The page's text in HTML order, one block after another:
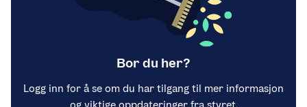
Bor du her?
Logg inn for å se om du har tilgang til mer informasjon